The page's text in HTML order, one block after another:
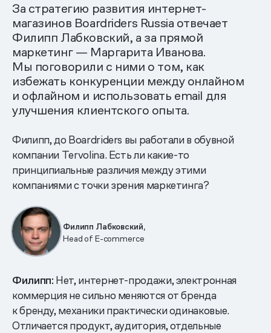
За стратегию развития интернет-
магазинов Boardriders Russia отвечает
Филипп Лабковский, а за прямой
маркетинг — Маргарита Иванова.
Мы поговорили с ними о том, как
избежать конкуренции между онлайном
и офлайном и использовать email для
улучшения клиентского опыта.
Филипп, до Boardriders вы работали в обувной
компании Tervolina. Есть ли какие-то
принципиальные различия между этими
компаниями с точки зрения маркетинга?
Филипп Лабковский,
Head of E-commerce
Филипп: Нет, интернет-продажи, электронная
коммерция не сильно меняются от бренда
к бренду, механики практически одинаковые.
Отличается продукт, аудитория, отдельные